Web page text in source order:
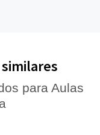
para Aulas